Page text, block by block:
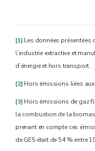
[1] Les données présentées
l’industrie extractive et
d’énergie et hors transport.
[2] Hors émissions liées
[3] Hors émissions de gaz
la combustion de la
prenant en compte ces
de GES était de 54 % entre